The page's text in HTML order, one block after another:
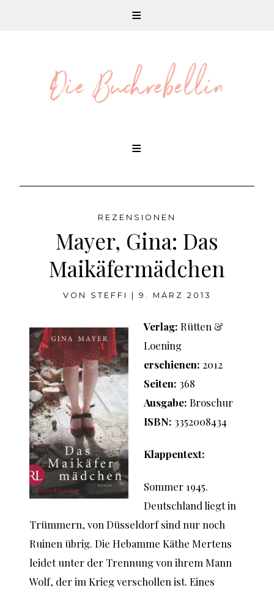
REZENSIONEN
Mayer, Gina: Das
Maikäfermädchen
VON STEFFI 9. MÄRZ 2013
Verlag: Rütten &
Loening
erschienen: 2012
Seiten: 368
Ausgabe:Broschur
ISBN: 3352008434
Klappentext:
Sommer 1945.
Deutschland liegt in
Trümmern, von Düsseldorf sind nur noch
Ruinen übrig. Die Hebamme Käthe Mertens
leidet unter der Trennung von ihrem Mann
Wolf, der im Krieg verschollen ist. Eines